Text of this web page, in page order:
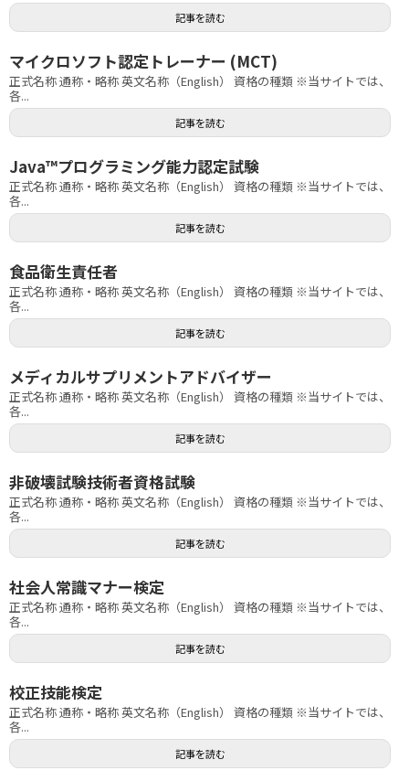
記事を読む
マイクロソフト認定トレーナー (MCT)
正式名称 通称・略称 英文名称（English） 資格の種類 ※当サイトでは、
各...
記事を読む
Java™プログラミング能力認定試験
正式名称 通称・略称 英文名称（English） 資格の種類 ※当サイトでは、
各...
記事を読む
食品衛生責任者
正式名称 通称・略称 英文名称（English） 資格の種類 ※当サイトでは、
各...
記事を読む
メディカルサプリメントアドバイザー
正式名称 通称・略称 英文名称（English） 資格の種類 ※当サイトでは、
各...
記事を読む
非破壊試験技術者資格試験
正式名称 通称・略称 英文名称（English） 資格の種類 ※当サイトでは、
各...
記事を読む
社会人常識マナー検定
正式名称 通称・略称 英文名称（English） 資格の種類 ※当サイトでは、
各...
記事を読む
校正技能検定
正式名称 通称・略称 英文名称（English） 資格の種類 ※当サイトでは、
各...
記事を読む